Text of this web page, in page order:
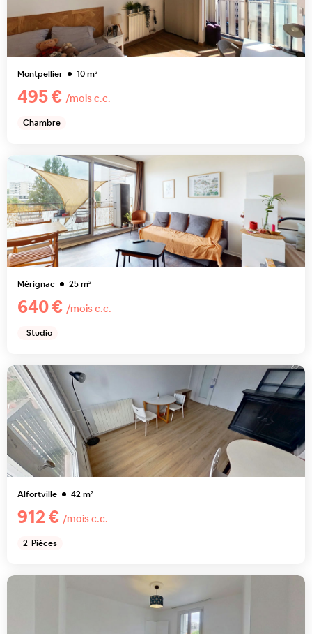
Montpellier 10m²
495 € /mois c.c.
Chambre
Mérignac 25m²
640 € /mois c.c.
Studio
Alfortville 42m²
912 € /mois c.c.
2 Pièces